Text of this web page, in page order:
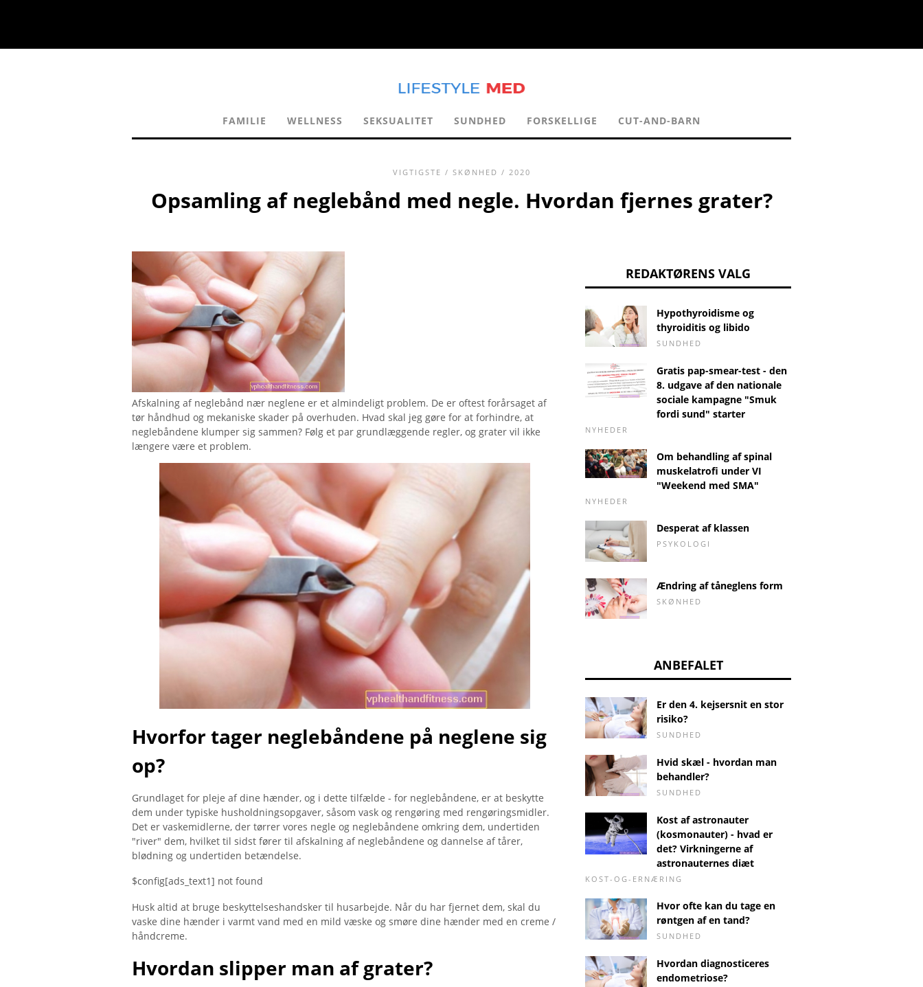
FAMILIE WELLNESS SEKSUALITET SUNDHED FORSKELLIGE CUT-AND-BARN
VIGTIGSTE / SKØNHED / 2020
Opsamling af neglebånd med negle. Hvordan fjernes grater?
Afskalning af neglebånd nær neglene er et almindeligt problem. De er oftest forårsaget af
tør håndhud og mekaniske skader på overhuden. Hvad skal jeg gøre for at forhindre, at
neglebåndene klumper sig sammen? Følg et par grundlæggende regler, og grater vil ikke
længere være et problem.
Hvorfor tager neglebåndene på neglene sig
op?
Grundlaget for pleje af dine hænder, og i dette tilfælde - for neglebåndene, er at beskytte
dem under typiske husholdningsopgaver, såsom vask og rengøring med rengøringsmidler.
Det er vaskemidlerne, der tørrer vores negle og neglebåndene omkring dem, undertiden
"river" dem, hvilket til sidst fører til afskalning af neglebåndene og dannelse af tårer,
blødning og undertiden betændelse.
$config[ads_text1] not found
Husk altid at bruge beskyttelseshandsker til husarbejde. Når du har fjernet dem, skal du
vaske dine hænder i varmt vand med en mild væske og smøre dine hænder med en creme /
håndcreme.
Hvordan slipper man af grater?
REDAKTØRENS VALG
Hypothyroidisme og
thyroiditis og libido
SUNDHED
Gratis pap-smear-test - den
8. udgave af den nationale
sociale kampagne "Smuk
fordi sund" starter
NYHEDER
Om behandling af spinal
muskelatrofi under VI
"Weekend med SMA"
NYHEDER
Desperat af klassen
PSYKOLOGI
Ændring af tåneglens form
SKØNHED
ANBEFALET
Er den 4. kejsersnit en stor
risiko?
SUNDHED
Hvid skæl - hvordan man
behandler?
SUNDHED
Kost af astronauter
(kosmonauter) - hvad er
det? Virkningerne af
astronauternes diæt
KOST-OG-ERNÆRING
Hvor ofte kan du tage en
røntgen af ​​en tand?
SUNDHED
Hvordan diagnosticeres
endometriose?